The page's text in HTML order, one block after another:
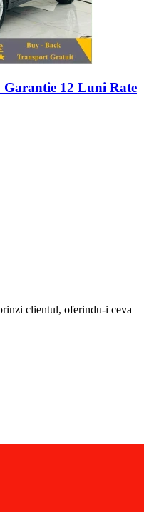
12 Luni Rate
clientul, oferindu-i ceva